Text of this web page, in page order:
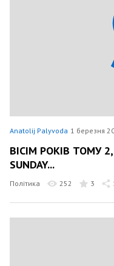
Anatolij Palyvoda 1 березня
ВІСІМ РОКІВ ТОМУ 2,
SUNDAY...
Політика 252 3